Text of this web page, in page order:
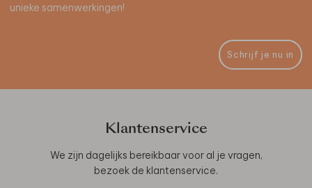
unieke samenwerkingen!
Schrijf je nu in
Klantenservice
We zijn dagelijks bereikbaar voor al je vragen,
bezoek de klantenservice.